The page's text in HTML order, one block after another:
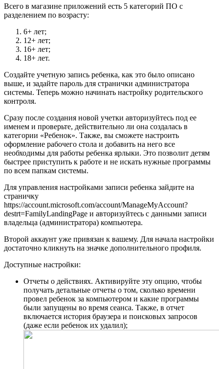
Всего в магазине приложений есть 5 категорий ПО с
разделением по возрасту:
6+ лет;
12+ лет;
16+ лет;
18+ лет.
Создайте учетную запись ребенка, как это было описано
выше, и задайте пароль для странички администратора
системы. Теперь можно начинать настройку родительского
контроля.
Сразу после создания новой учетки авторизуйтесь под ее
именем и проверьте, действительно ли она создалась в
категории «Ребенок». Также, вы сможете настроить
оформление рабочего стола и добавить на него все
необходимы для работы ребенка ярлыки. Это позволит детям
быстрее приступить к работе и не искать нужные программы
по всем папкам системы.
Для управления настройками записи ребенка зайдите на
страничку
https://account.microsoft.com/account/ManageMyAccount?
destrt=FamilyLandingPage и авторизуйтесь с данными записи
владельца (администратора) компьютера.
Второй аккаунт уже привязан к вашему. Для начала настройки
достаточно кликнуть на значке дополнительного профиля.
Доступные настройки:
Отчеты о действиях. Активируйте эту опцию, чтобы
получать детальные отчеты о том, сколько времени
провел ребенок за компьютером и какие программы
были запущены во время сеанса. Также, в отчет
включается история браузера и поисковых запросов
(даже если ребенок их удалил);